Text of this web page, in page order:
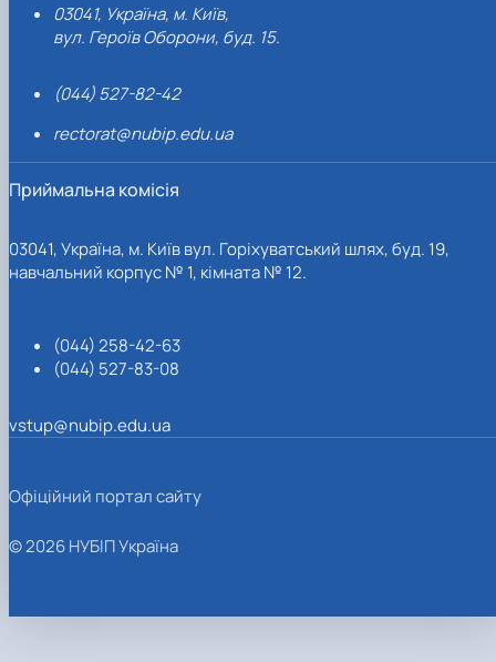
03041, Україна, м. Київ,
вул. Героїв Оборони, буд. 15.
(044) 527-82-42
rectorat@nubip.edu.ua
Приймальна комісія
03041, Україна, м. Київ вул. Горіхуватський шлях, буд. 19,
навчальний корпус № 1, кімната № 12.
(044) 258-42-63
(044) 527-83-08
vstup@nubip.edu.ua
Офіційний портал сайту
© 2026 НУБІП Україна